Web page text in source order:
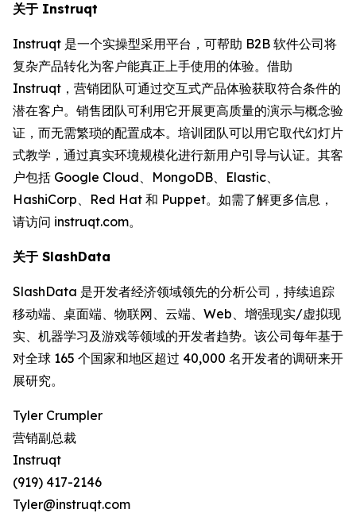
关于 Instruqt
Instruqt 是一个实操型采用平台，可帮助 B2B 软件公司将
复杂产品转化为客户能真正上手使用的体验。借助
Instruqt，营销团队可通过交互式产品体验获取符合条件的
潜在客户。销售团队可利用它开展更高质量的演示与概念验
证，而无需繁琐的配置成本。培训团队可以用它取代幻灯片
式教学，通过真实环境规模化进行新用户引导与认证。其客
户包括 Google Cloud、MongoDB、Elastic、
HashiCorp、Red Hat 和 Puppet。如需了解更多信息，
请访问 instruqt.com。
关于 SlashData
SlashData 是开发者经济领域领先的分析公司，持续追踪
移动端、桌面端、物联网、云端、Web、增强现实/虚拟现
实、机器学习及游戏等领域的开发者趋势。该公司每年基于
对全球 165 个国家和地区超过 40,000 名开发者的调研来开
展研究。
Tyler Crumpler
营销副总裁
Instruqt
(919) 417-2146
Tyler@instruqt.com